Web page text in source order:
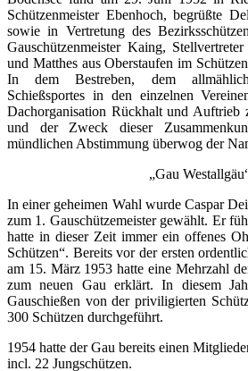
Schützenmeister Ebenhoch, begrüßte
sowie in Vertretung des
Gauschützenmeister Kaing,
und Matthes aus Oberstaufen im
In dem Bestreben, dem
Schießsportes in den einzelnen
Dachorganisation Rückhalt und Auftrieb
und der Zweck dieser
mündlichen Abstimmung überwog der
„Gau
In einer geheimen Wahl wurde Caspar
zum 1. Gauschützemeister gewählt. Er
hatte in dieser Zeit immer ein offenes
Schützen“. Bereits vor der ersten
am 15. März 1953 hatte eine Mehrzahl
zum neuen Gau erklärt. In diesem
Gauschießen von der priviligierten
300 Schützen durchgeführt.
1954 hatte der Gau bereits einen
incl. 22 Jungschützen.